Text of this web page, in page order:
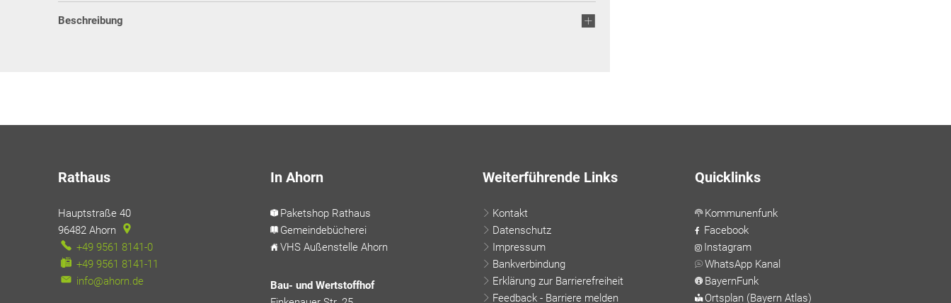
Beschreibung
Rathaus
Hauptstraße 40
96482 Ahorn
+49 9561 8141-0
+49 9561 8141-11
info@ahorn.de
In Ahorn
Paketshop Rathaus
Gemeindebücherei
VHS Außenstelle Ahorn
Bau- und Wertstoffhof
Weiterführende Links
Kontakt
Datenschutz
Impressum
Bankverbindung
Erklärung zur Barrierefreiheit
Feedback - Barriere melden
Quicklinks
Kommunenfunk
Facebook
Instagram
WhatsApp Kanal
BayernFunk
Ortsplan (Bayern Atlas)